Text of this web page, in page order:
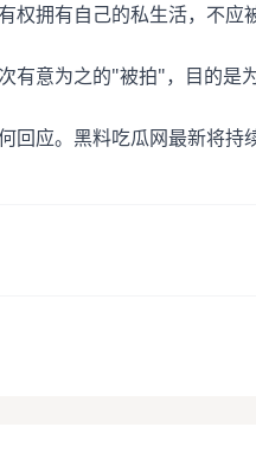
拥有自己的私生活，不应
意为之的"被拍"，目的是
应。黑料吃瓜网最新将持